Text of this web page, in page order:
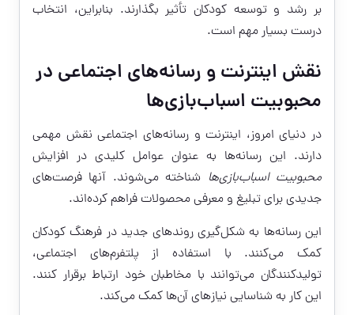
بر رشد و توسعه کودکان تأثیر بگذارند. بنابراین، انتخاب
درست بسیار مهم است.
نقش اینترنت و رسانه‌های اجتماعی در
محبوبیت اسباب‌بازی‌ها
در دنیای امروز، اینترنت و رسانه‌های اجتماعی نقش مهمی
دارند. این رسانه‌ها به عنوان عوامل کلیدی در افزایش
محبوبیت اسباب‌بازی‌ها شناخته می‌شوند. آنها فرصت‌های
جدیدی برای تبلیغ و معرفی محصولات فراهم کرده‌اند.
این رسانه‌ها به شکل‌گیری روندهای جدید در فرهنگ کودکان
کمک می‌کنند. با استفاده از پلتفرم‌های اجتماعی،
تولیدکنندگان می‌توانند با مخاطبان خود ارتباط برقرار کنند.
این کار به شناسایی نیازهای آن‌ها کمک می‌کند.